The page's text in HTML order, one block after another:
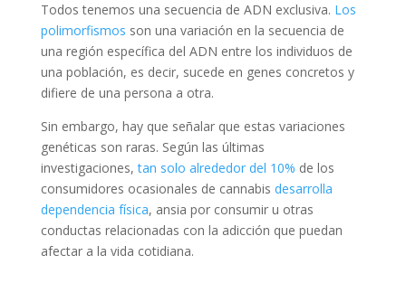
Todos tenemos una secuencia de ADN exclusiva. Los
polimorfismos son una variación en la secuencia de
una región específica del ADN entre los individuos de
una población, es decir, sucede en genes concretos y
difiere de una persona a otra.
Sin embargo, hay que señalar que estas variaciones
genéticas son raras. Según las últimas
investigaciones,tan solo alrededor del 10% de los
consumidores ocasionales de cannabis desarrolla
dependencia física, ansia por consumir u otras
conductas relacionadas con la adicción que puedan
afectar a la vida cotidiana.